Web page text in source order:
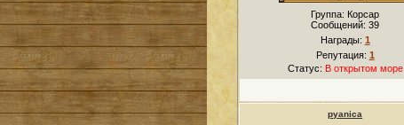
Группа: Корсар
Сообщений:39
Награды: 1
Репутация: 1
Статус: В открытом море
pyanica